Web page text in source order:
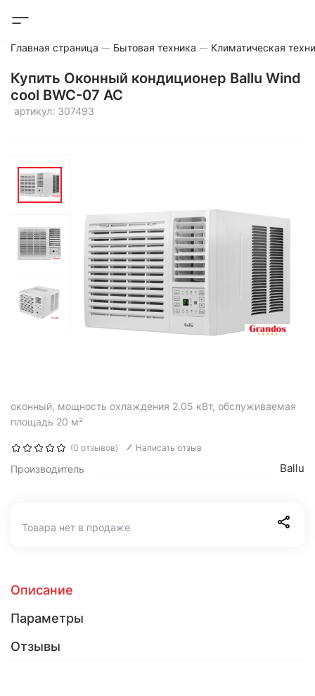
Главная страница Бытовая техника Климатическая
Купить Оконный кондиционер Ballu Wind
cool BWC-07 AC
артикул: 307493
оконный, мощность охлаждения 2.05 кВт, обслуживаемая
площадь 20 м²
(0 отзывов) Написать отзыв
Производитель Ballu
Товара нет в продаже
Описание
Параметры
Отзывы